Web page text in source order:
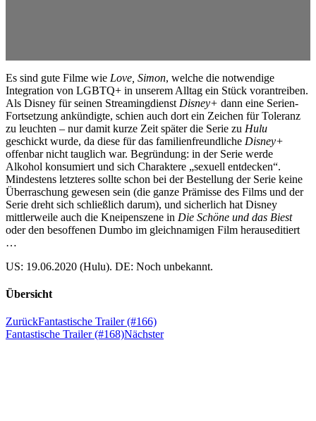
Es sind gute Filme wie Love, Simon, welche die notwendige
Integration von LGBTQ+ in unserem Alltag ein Stück vorantreiben.
Als Disney für seinen Streamingdienst Disney+ dann eine Serien-
Fortsetzung ankündigte, schien auch dort ein Zeichen für Toleranz
zu leuchten – nur damit kurze Zeit später die Serie zu Hulu
geschickt wurde, da diese für das familienfreundliche Disney+
offenbar nicht tauglich war. Begründung: in der Serie werde
Alkohol konsumiert und sich Charaktere „sexuell entdecken“.
Mindestens letzteres sollte schon bei der Bestellung der Serie keine
Überraschung gewesen sein (die ganze Prämisse des Films und der
Serie dreht sich schließlich darum), und sicherlich hat Disney
mittlerweile auch die Kneipenszene in Die Schöne und das Biest
oder den besoffenen Dumbo im gleichnamigen Film herauseditiert
…
US: 19.06.2020 (Hulu). DE: Noch unbekannt.
Übersicht
ZurückFantastische Trailer (#166)
Fantastische Trailer (#168)Nächster